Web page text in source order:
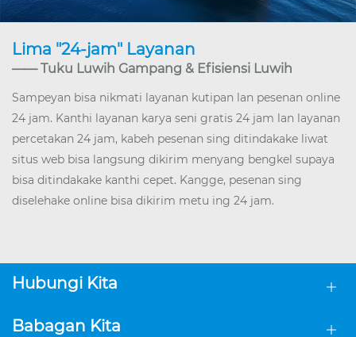
Lima "24-jam" Layanan
—— Tuku Luwih Gampang & Efisiensi Luwih
Sampeyan bisa nikmati layanan kutipan lan pesenan online
24 jam. Kanthi layanan karya seni gratis 24 jam lan layanan
percetakan 24 jam, kabeh pesenan sing ditindakake liwat
situs web bisa langsung dikirim menyang bengkel supaya
bisa ditindakake kanthi cepet. Kangge, pesenan sing
diselehake online bisa dikirim metu ing 24 jam.
Hubungi Kita
Babagan Kita